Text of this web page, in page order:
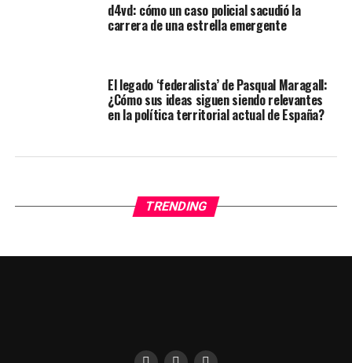
d4vd: cómo un caso policial sacudió la
carrera de una estrella emergente
El legado ‘federalista’ de Pasqual Maragall:
¿Cómo sus ideas siguen siendo relevantes
en la política territorial actual de España?
TRENDING